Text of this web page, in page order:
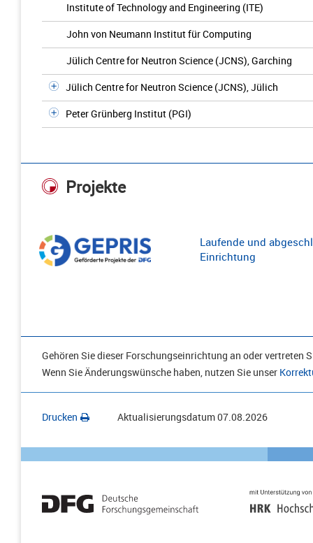
Institute of Technology and Engineering (ITE)
John von Neumann Institut für Computing
Jülich Centre for Neutron Science (JCNS), Garching
Jülich Centre for Neutron Science (JCNS), Jülich
Peter Grünberg Institut (PGI)
Projekte
Laufende und
Einrichtung
Gehören Sie dieser Forschungseinrichtung an oder vertreten
Wenn Sie Änderungswünsche haben, nutzen Sie unser
Drucken Aktualisierungsdatum07.08.2026